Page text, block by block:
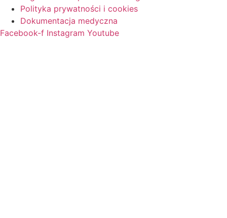
Polityka prywatności i cookies
Dokumentacja medyczna
Facebook-f Instagram Youtube